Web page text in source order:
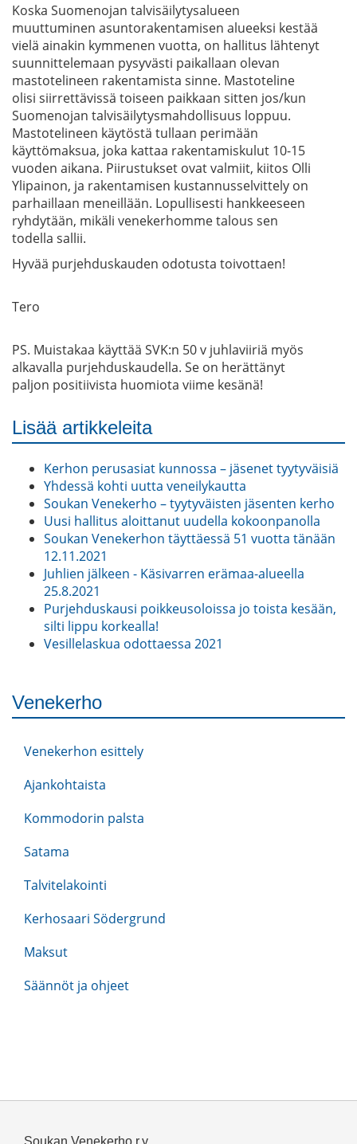
Koska Suomenojan talvisäilytysalueen
muuttuminen asuntorakentamisen alueeksi kestää
vielä ainakin kymmenen vuotta, on hallitus lähtenyt
suunnittelemaan pysyvästi paikallaan olevan
mastotelineen rakentamista sinne. Mastoteline
olisi siirrettävissä toiseen paikkaan sitten jos/kun
Suomenojan talvisäilytysmahdollisuus loppuu.
Mastotelineen käytöstä tullaan perimään
käyttömaksua, joka kattaa rakentamiskulut 10-15
vuoden aikana. Piirustukset ovat valmiit, kiitos Olli
Ylipainon, ja rakentamisen kustannusselvittely on
parhaillaan meneillään. Lopullisesti hankkeeseen
ryhdytään, mikäli venekerhomme talous sen
todella sallii.
Hyvää purjehduskauden odotusta toivottaen!
Tero
PS. Muistakaa käyttää SVK:n 50 v juhlaviiriä myös
alkavalla purjehduskaudella. Se on herättänyt
paljon positiivista huomiota viime kesänä!
Lisää artikkeleita
Kerhon perusasiat kunnossa – jäsenet tyytyväisiä
Yhdessä kohti uutta veneilykautta
Soukan Venekerho – tyytyväisten jäsenten kerho
Uusi hallitus aloittanut uudella kokoonpanolla
Soukan Venekerhon täyttäessä 51 vuotta tänään
12.11.2021
Juhlien jälkeen - Käsivarren erämaa-alueella
25.8.2021
Purjehduskausi poikkeusoloissa jo toista kesään,
silti lippu korkealla!
Vesillelaskua odottaessa 2021
Venekerho
Venekerhon esittely
Ajankohtaista
Kommodorin palsta
Satama
Talvitelakointi
Kerhosaari Södergrund
Maksut
Säännöt ja ohjeet
Soukan Venekerho r.y.